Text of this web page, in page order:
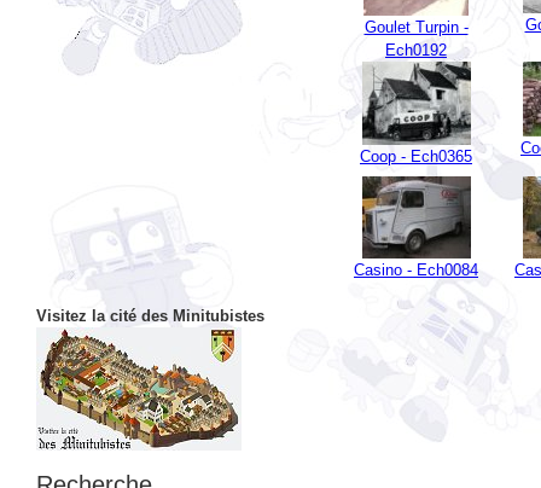
Ech0192
Coop - Ech0365
Casino - Ech0084
Visitez la cité des Minitubistes
Recherche
Tapez ici un mot